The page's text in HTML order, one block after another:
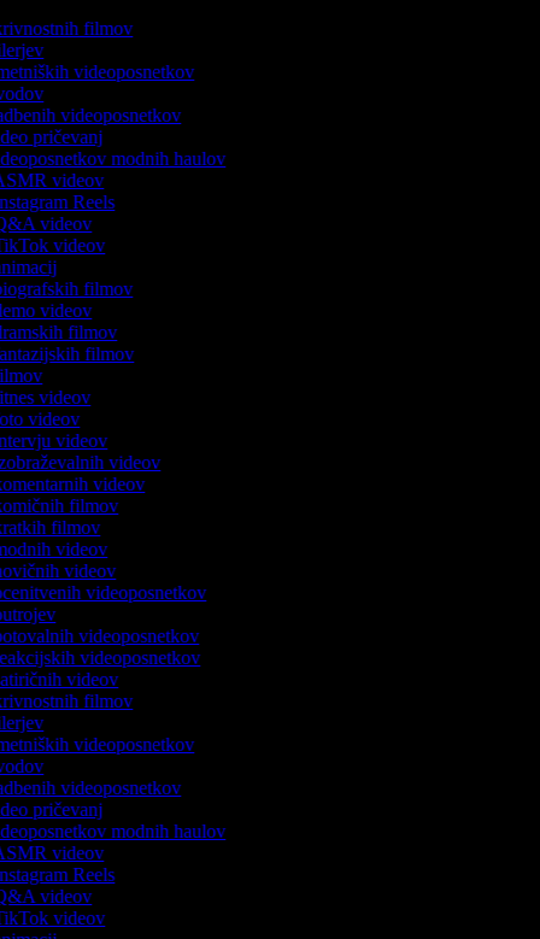
filmov
videoposnetkov
videoposnetkov
pričevanj
modnih haulov
videov
Reels
videov
videov
filmov
videov
filmov
filmov
videov
videov
videov
videov
videov
filmov
filmov
videov
videov
videoposnetkov
videoposnetkov
videoposnetkov
videov
filmov
videoposnetkov
videoposnetkov
pričevanj
modnih haulov
videov
Reels
videov
videov